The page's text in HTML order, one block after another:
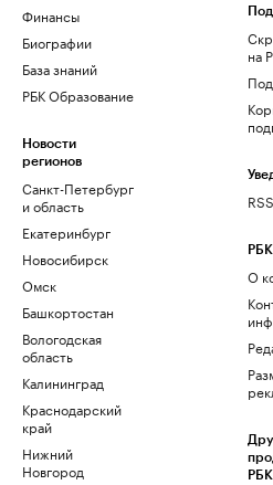
Финансы
Биографии
База знаний
РБК Образование
Новости
регионов
Санкт-Петербург
и область
Екатеринбург
Новосибирск
Омск
Башкортостан
Вологодская
область
Калининград
Краснодарский
край
Нижний
Новгород
на
РБК
О
РБК